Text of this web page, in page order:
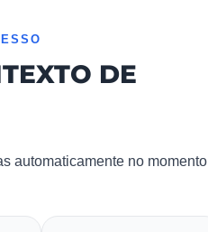
DE
automaticamente no momento